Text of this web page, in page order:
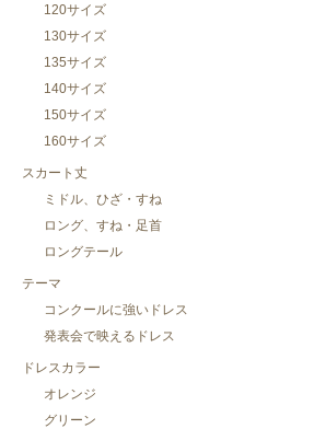
120サイズ
130サイズ
135サイズ
140サイズ
150サイズ
160サイズ
スカート丈
ミドル、ひざ・すね
ロング、すね・足首
ロングテール
テーマ
コンクールに強いドレス
発表会で映えるドレス
ドレスカラー
オレンジ
グリーン